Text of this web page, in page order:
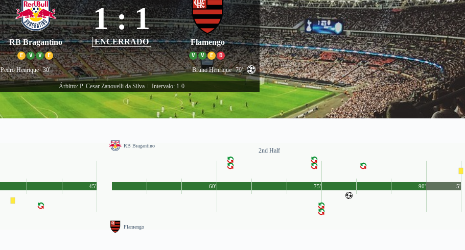
RB Bragantino
E V V E
1 : 1
ENCERRADO Flamengo
V V E D
Pedro Henrique 30' Bruno Henrique 79'
Árbitro: P. Cesar Zanovelli da Silva Intervalo: 1-0
45'
RB Bragantino
2nd Half
Flamengo
90'
60' 75' 5'